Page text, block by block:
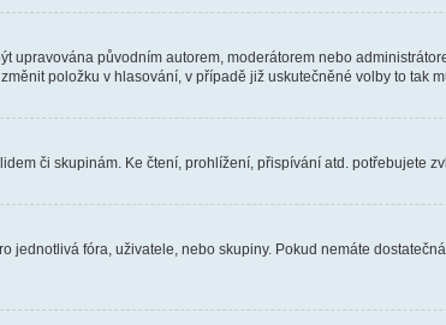
upravována původním autorem, moderátorem nebo
položku v hlasování, v případě již uskutečněné volby to
či skupinám. Ke čtení, prohlížení, přispívání atd. potřebujete
jednotlivá fóra, uživatele, nebo skupiny. Pokud nemáte